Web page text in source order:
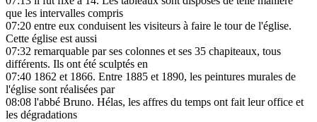
que les intervalles compris
07:20 entre eux conduisent les visiteurs à faire le tour de l'église.
Cette église est aussi
07:32 remarquable par ses colonnes et ses 35 chapiteaux, tous
différents. Ils ont été sculptés en
07:40 1862 et 1866. Entre 1885 et 1890, les peintures murales de
l'église sont réalisées par
08:08 l'abbé Bruno. Hélas, les affres du temps ont fait leur office et
les dégradations